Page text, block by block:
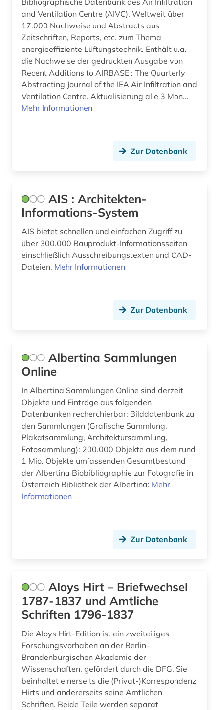
bilddatenbank (12)
bildnis (1)
bildträger (1)
bildung (2)
biologie (2)
biowissenschaften (1)
boden (2)
bodendenkmal (2)
bodenkunde (2)
braunschweig (2)
brief (1)
briefsammlung (1)
brücke (1)
brückenbau (1)
buchbestand (1)
building information modeling (1)
cad (3)
carbonbeton (1)
cd-rom (2)
chemie (46)
christentum (1)
Bibliographische Datenbank des Air Infiltration
and Ventilation Centre (AIVC). Weltweit über
17.000 Nachweise und Abstracts aus
Zeitschriften, Reports, etc. zum Thema
energieeffiziente Lüftungstechnik. Enthält u.a.
die Nachweise der gedruckten Ausgabe von
Recent Additions to AIRBASE : The Quarterly
Abstracting Journal of the IEA Air Infiltration and
Ventilation Centre. Aktualisierung alle 3 Mon...
Mehr Informationen
Zur Datenbank
AIS : Architekten-
Informations-System
AIS bietet schnellen und einfachen Zugriff zu
über 300.000 Bauprodukt-Informationsseiten
einschließlich Ausschreibungstexten und CAD-
Dateien. Mehr Informationen
Zur Datenbank
Albertina Sammlungen
Online
In Albertina Sammlungen Online sind derzeit
Objekte und Einträge aus folgenden
Datenbanken recherchierbar: Bilddatenbank zu
den Sammlungen (Grafische Sammlung,
Plakatsammlung, Architektursammlung,
Fotosammlung): 200.000 Objekte aus dem rund
1 Mio. Objekte umfassenden Gesamtbestand
der Albertina Biobibliographie zur Fotografie in
Österreich Bibliothek der Albertina: Mehr
Informationen
Zur Datenbank
Aloys Hirt – Briefwechsel
1787-1837 und Amtliche
Schriften 1796-1837
Die Aloys Hirt-Edition ist ein zweiteiliges
Forschungsvorhaben an der Berlin-
Brandenburgischen Akademie der
Wissenschaften, gefördert durch die DFG. Sie
beinhaltet einerseits die (Privat-)Korrespondenz
Hirts und andererseits seine Amtlichen
Schriften. Beide Teile werden separat